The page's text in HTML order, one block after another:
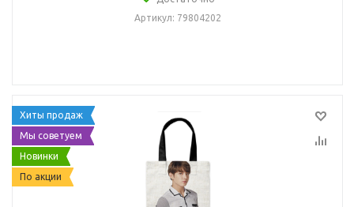
Артикул: 79804202
Хиты продаж
Мы советуем
Новинки
По акции